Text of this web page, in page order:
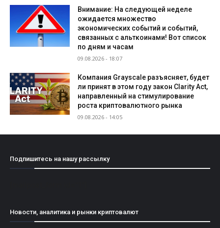
Внимание: На следующей неделе
ожидается множество
экономических событий и событий,
связанных с альткоинами! Вот список
по дням и часам
09.08.2026 - 18:07
Компания Grayscale разъясняет, будет
ли принят в этом году закон Clarity Act,
направленный на стимулирование
роста криптовалютного рынка
09.08.2026 - 14:05
Подпишитесь на нашу рассылку
Новости, аналитика и рынки криптовалют